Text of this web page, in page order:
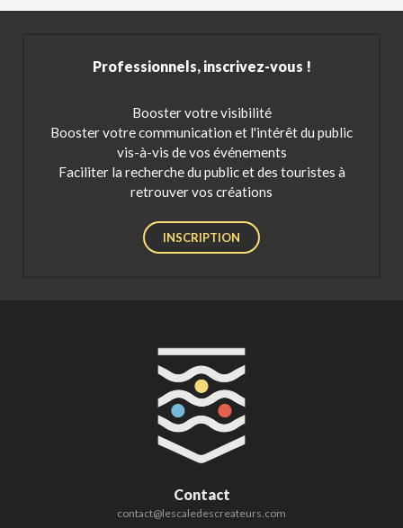
Professionnels, inscrivez-vous !
Booster votre visibilité
Booster votre communication et l'intérêt du public
vis-à-vis de vos événements
Faciliter la recherche du public et des touristes à
retrouver vos créations
INSCRIPTION
Contact
contact@lescaledescreateurs.com